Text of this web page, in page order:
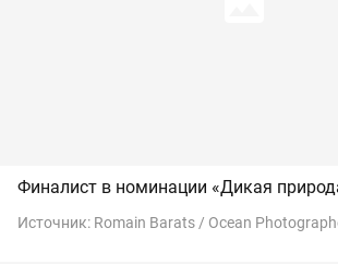
Финалист в номинации «Дикая
Источник: Romain Barats / Ocean